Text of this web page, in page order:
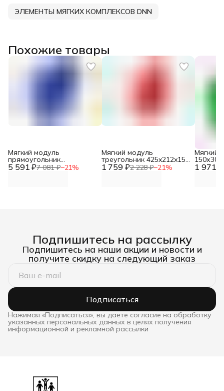
ЭЛЕМЕНТЫ МЯГКИХ КОМПЛЕКСОВ DNN
Похожие товары
5 591 ₽7 081 ₽−21%
Мягкий модуль
прямоугольник
900х300х150 DNN 1 759 ₽2 228 ₽−21%
Мягкий модуль
треугольник 425x212x150
DNN 1 971 ₽
Мягкий
Подпишитесь на рассылку
Подпишитесь на наши акции и новости и
получите скидку на следующий заказ
Подписаться
Нажимая «Подписаться», вы даете согласие на обработку
указанных персональных данных в целях получения
информационной и рекламной рассылки